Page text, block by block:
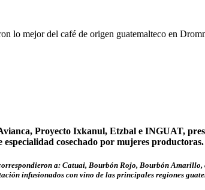
Proyecto Ixkanul, Etzbal e INGUAT,
cosechado por mujeres productoras.
a: Catuai, Bourbón Rojo, Bourbón
infusionados con vino de las principales regiones